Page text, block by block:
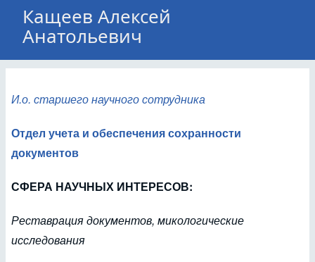
Кащеев Алексей
Анатольевич
И.о. старшего научного сотрудника
Отдел учета и обеспечения сохранности
документов
СФЕРА НАУЧНЫХ ИНТЕРЕСОВ:
Реставрация документов, микологические
исследования